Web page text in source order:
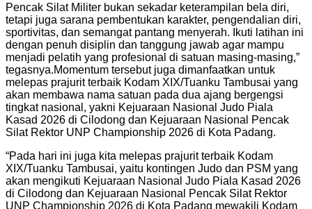
Pencak Silat Militer bukan sekadar keterampilan bela diri,
tetapi juga sarana pembentukan karakter, pengendalian diri,
sportivitas, dan semangat pantang menyerah. Ikuti latihan ini
dengan penuh disiplin dan tanggung jawab agar mampu
menjadi pelatih yang profesional di satuan masing-masing,”
tegasnya.Momentum tersebut juga dimanfaatkan untuk
melepas prajurit terbaik Kodam XIX/Tuanku Tambusai yang
akan membawa nama satuan pada dua ajang bergengsi
tingkat nasional, yakni Kejuaraan Nasional Judo Piala
Kasad 2026 di Cilodong dan Kejuaraan Nasional Pencak
Silat Rektor UNP Championship 2026 di Kota Padang.
“Pada hari ini juga kita melepas prajurit terbaik Kodam
XIX/Tuanku Tambusai, yaitu kontingen Judo dan PSM yang
akan mengikuti Kejuaraan Nasional Judo Piala Kasad 2026
di Cilodong dan Kejuaraan Nasional Pencak Silat Rektor
UNP Championship 2026 di Kota Padang mewakili Kodam